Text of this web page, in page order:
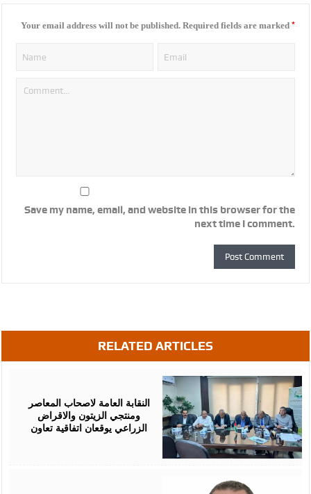
Your email address will not be published. Required fields are marked *
Save my name, email, and website in this browser for the
next time I comment.
RELATED ARTICLES
النقابة العامة لاصحاب المعاصر
ومنتجي الزيتون والاقراض
الزراعي يوقعان اتفاقية تعاون